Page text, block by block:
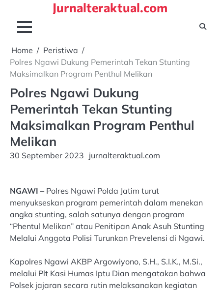
content
Jurnalteraktual.com
Home
Peristiwa
Polres Ngawi Dukung Pemerintah Tekan Stunting
Maksimalkan Program Penthul Melikan
Polres Ngawi Dukung
Pemerintah Tekan Stunting
Maksimalkan Program Penthul
Melikan
30 September 2023 jurnalteraktual.com
NGAWI – Polres Ngawi Polda Jatim turut
menyukseskan program pemerintah dalam menekan
angka stunting, salah satunya dengan program
“Phentul Melikan” atau Penitipan Anak Asuh Stunting
Melalui Anggota Polisi Turunkan Prevelensi di Ngawi.
Kapolres Ngawi AKBP Argowiyono, S.H., S.I.K., M.Si.,
melalui Plt Kasi Humas Iptu Dian mengatakan bahwa
Polsek jajaran secara rutin melaksanakan kegiatan